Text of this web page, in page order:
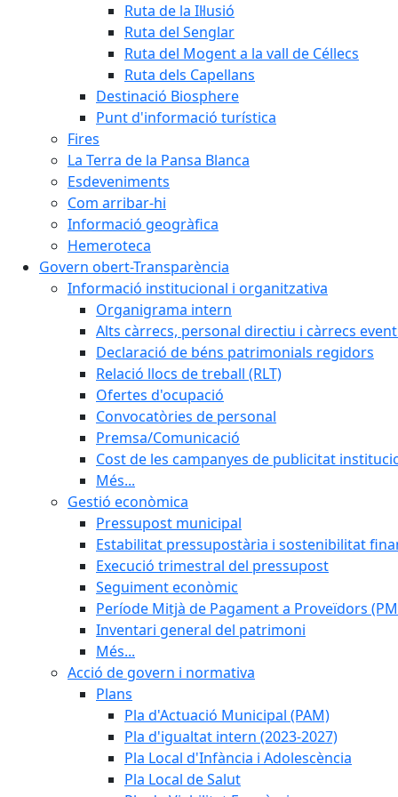
Ruta de la Il·lusió
Ruta del Senglar
Ruta del Mogent a la vall de Céllecs
Ruta dels Capellans
Destinació Biosphere
Punt d'informació turística
Fires
La Terra de la Pansa Blanca
Esdeveniments
Com arribar-hi
Informació geogràfica
Hemeroteca
Govern obert-Transparència
Informació institucional i organitzativa
Organigrama intern
Alts càrrecs, personal directiu i càrrecs
Declaració de béns patrimonials regidors
Relació llocs de treball (RLT)
Ofertes d'ocupació
Convocatòries de personal
Premsa/Comunicació
Cost de les campanyes de publicitat
Més...
Gestió econòmica
Pressupost municipal
Estabilitat pressupostària i sostenibilitat
Execució trimestral del pressupost
Seguiment econòmic
Període Mitjà de Pagament a Proveïdors
Inventari general del patrimoni
Més...
Acció de govern i normativa
Plans
Pla d'Actuació Municipal (PAM)
Pla d'igualtat intern (2023-2027)
Pla Local d'Infància i Adolescència
Pla Local de Salut